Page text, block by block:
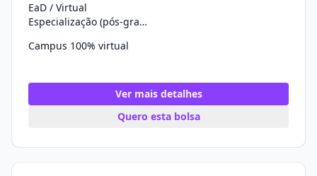
EaD / Virtual
Especialização (pós-graduação)
Campus 100% virtual
Ver mais detalhes
Quero esta bolsa